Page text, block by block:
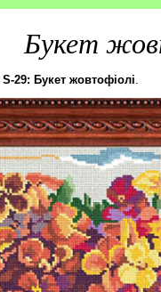
Букет
S-29: Букет жовтофіолі